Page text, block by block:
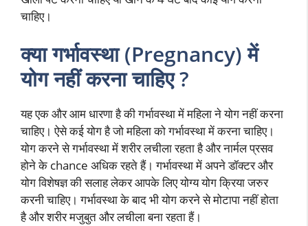
चाहिए।
क्या गर्भावस्था (Pregnancy) में
योग नहीं करना चाहिए ?
यह एक और आम धारणा है की गर्भावस्था में महिला ने योग नहीं करना
चाहिए। ऐसे कई योग है जो महिला को गर्भावस्था में करना चाहिए।
योग करने से गर्भावस्था में शरीर लचीला रहता है और नार्मल प्रसव
होने के chance अधिक रहते हैं। गर्भावस्था में अपने डॉक्टर और
योग विशेषज्ञ की सलाह लेकर आपके लिए योग्य योग क्रिया जरुर
करनी चाहिए। गर्भावस्था के बाद भी योग करने से मोटापा नहीं होता
है और शरीर मजुबुत और लचीला बना रहता हैं।